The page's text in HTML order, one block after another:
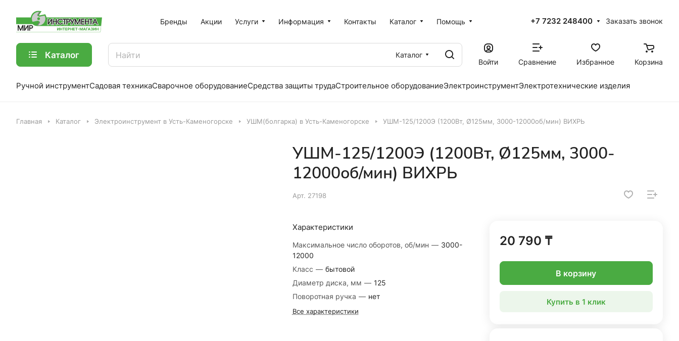
Бренды Акции Услуги Информация Контакты Каталог Помощь +7 7232 248400 Заказать звонок
Каталог
Каталог
Войти
Сравнение Избранное Корзина
Ручной инструментСадовая техникаСварочное оборудованиеСредства защиты трудаСтроительное оборудованиеЭлектроинструментЭлектротехнические изделия
Главная Каталог Электроинструмент в Усть-Каменогорске УШМ(болгарка) в Усть-Каменогорске УШМ-125/1200Э (1200Вт, Ø125мм, 3000-12000об/мин) ВИХРЬ
УШМ-125/1200Э (1200Вт, Ø125мм, 3000-
12000об/мин) ВИХРЬ
Арт. 27198
Характеристики
Максимальное число оборотов, об/мин — 3000-
12000
Класс — бытовой
Диаметр диска, мм — 125
Поворотная ручка — нет
Все характеристики
20 790 ₸
В корзину
Купить в 1 клик